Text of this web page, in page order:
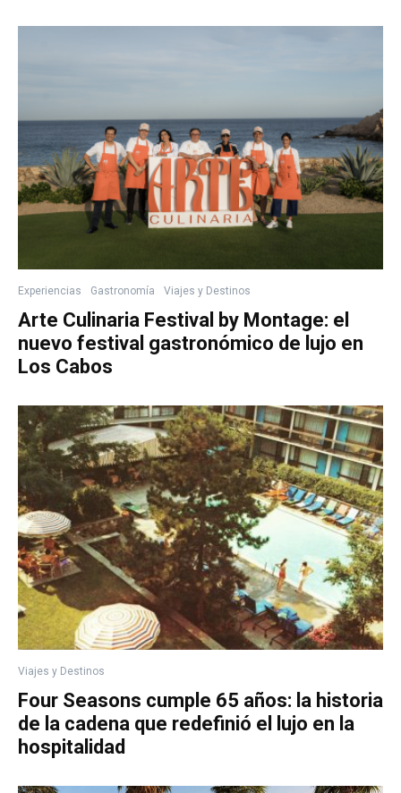
Experiencias Gastronomía Viajes y Destinos
Arte Culinaria Festival by Montage: el
nuevo festival gastronómico de lujo en
Los Cabos
Viajes y Destinos
Four Seasons cumple 65 años: la historia
de la cadena que redefinió el lujo en la
hospitalidad